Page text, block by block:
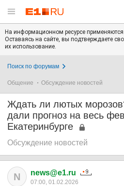
На информационном ресурсе
Оставаясь на сайте, вы подтверждаете
их использование.
Поиск по форумам
Общение Обсуждение новостей
Ждать ли лютых
дали прогноз на весь
Екатеринбурге
Обсуждение новостей
N news@e1.ru
07:00, 01.02.2026